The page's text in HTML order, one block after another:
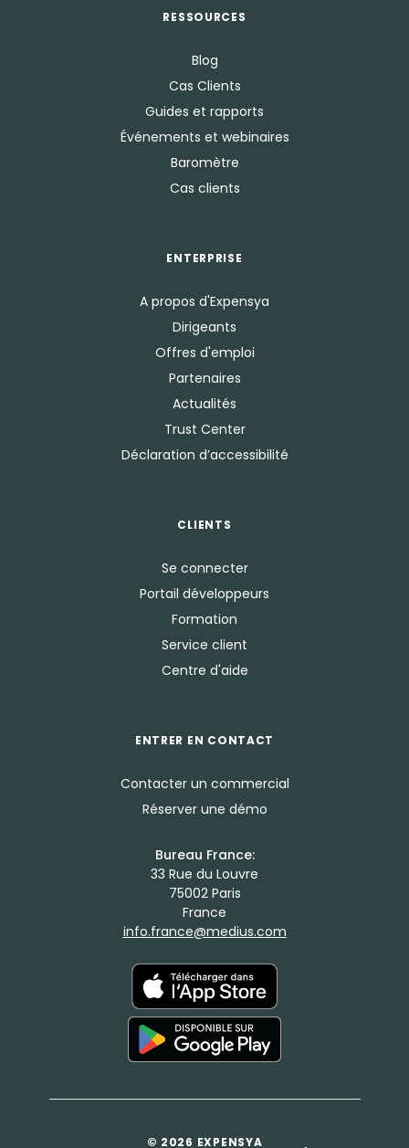
RESSOURCES
Blog
Cas Clients
Guides et rapports
Événements et webinaires
Baromètre
Cas clients
ENTERPRISE
A propos d'Expensya
Dirigeants
Offres d'emploi
Partenaires
Actualités
Trust Center
Déclaration d’accessibilité
CLIENTS
Se connecter
Portail développeurs
Formation
Service client
Centre d'aide
ENTRER EN CONTACT
Contacter un commercial
Réserver une démo
Bureau France:
33 Rue du Louvre
75002 Paris
France
info.france@medius.com
© 2026 EXPENSYA